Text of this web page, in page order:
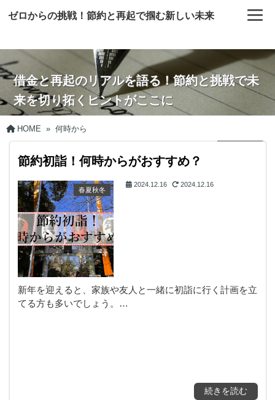
ゼロからの挑戦！節約と再起で掴む新しい未来
借金と再起のリアルを語る！節約と挑戦で未
来を切り拓くヒントがここに
HOME » 何時から
節約初詣！何時からがおすすめ？
春夏秋冬
2024.12.16 2024.12.16
新年を迎えると、家族や友人と一緒に初詣に行く計画を立
てる方も多いでしょう。…
続きを読む